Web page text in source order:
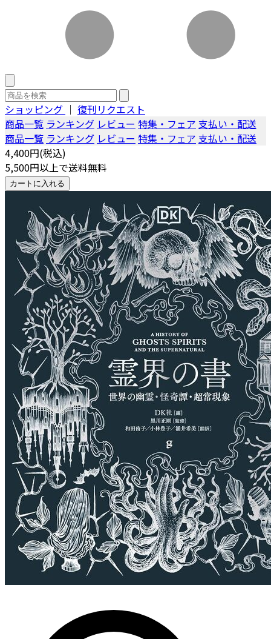
ショッピング ｜ 復刊リクエスト
商品一覧 ランキング レビュー 特集・フェア 支払い・配送
商品一覧 ランキング レビュー 特集・フェア 支払い・配送
4,400円(税込)
5,500円以上で送料無料
カートに入れる